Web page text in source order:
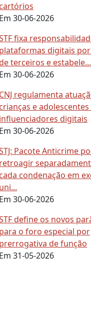
cartórios
Em 30-06-2026
fixa
plataformas digitais
terceiros e estabele...
Em 30-06-2026
CNJ regulamenta
crianças e
influenciadores digitais
Em 30-06-2026
Pacote Anticrime
retroagir
cada condenação em
uni...
Em 30-06-2026
define os novos
para o foro especial por
prerrogativa de função
Em 31-05-2026